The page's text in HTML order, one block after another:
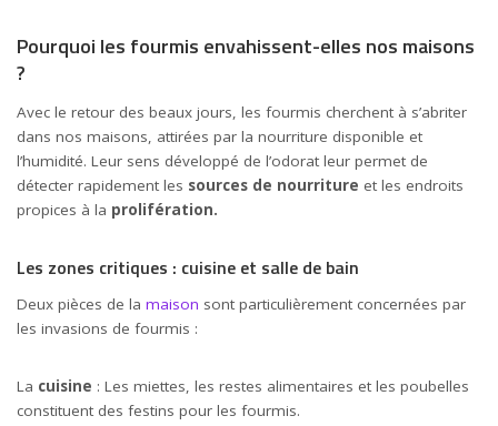
Pourquoi les fourmis envahissent-elles nos maisons
?
Avec le retour des beaux jours, les fourmis cherchent à s’abriter
dans nos maisons, attirées par la nourriture disponible et
l’humidité. Leur sens développé de l’odorat leur permet de
détecter rapidement les sources de nourriture et les endroits
propices à la prolifération.
Les zones critiques : cuisine et salle de bain
Deux pièces de la maison sont particulièrement concernées par
les invasions de fourmis :
La cuisine : Les miettes, les restes alimentaires et les poubelles
constituent des festins pour les fourmis.